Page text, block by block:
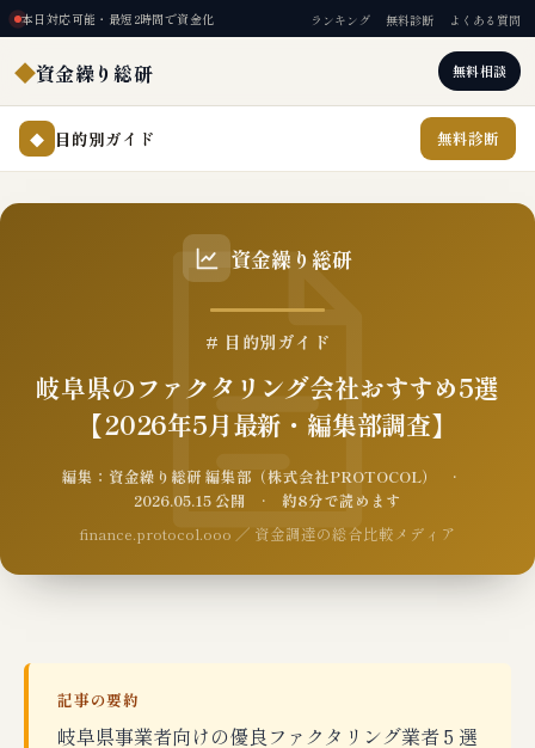
本日対応可能・最短2時間で資金化 ランキング 無料診断 よくある質問
◆資金繰り総研 無料相談
◆ 目的別ガイド 無料診断
資金繰り総研
# 目的別ガイド
岐阜県のファクタリング会社おすすめ5選
【2026年5月最新・編集部調査】
編集：資金繰り総研 編集部（株式会社PROTOCOL） ·
2026.05.15 公開 · 約8分で読めます
finance.protocol.ooo ／ 資金調達の総合比較メディア
記事の要約
岐阜県事業者向けの優良ファクタリング業者 5 選